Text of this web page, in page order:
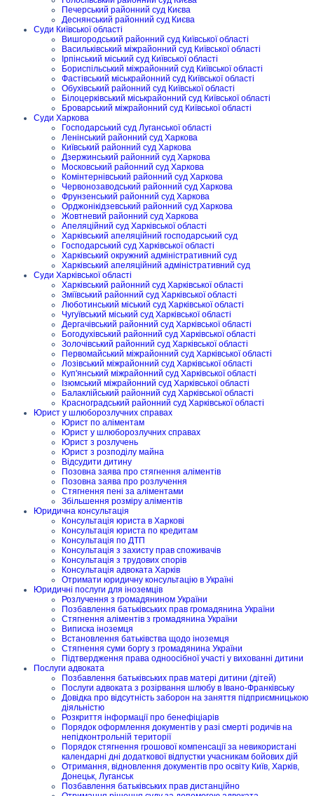
Печерський районний суд Києва
Деснянський районний суд Києва
Суди Київської області
Вишгородський районний суд Київської області
Васильківський міжрайонний суд Київської області
Ірпінський міський суд Київської області
Бориспільський міжрайонний суд Київської області
Фастівський міськрайонний суд Київської області
Обухівський районний суд Київської області
Білоцерківський міськрайонний суд Київської області
Броварський міжрайонний суд Київської області
Суди Харкова
Господарський суд Луганської області
Ленінський районний суд Харкова
Київський районний суд Харкова
Дзержинський районний суд Харкова
Московський районний суд Харкова
Комінтернівський районний суд Харкова
Червонозаводський районний суд Харкова
Фрунзенський районний суд Харкова
Орджонікідзевський районний суд Харкова
Жовтневий районний суд Харкова
Апеляційний суд Харківської області
Харківський апеляційний господарський суд
Господарський суд Харківської області
Харківський окружний адміністративний суд
Харківський апеляційний адміністративний суд
Суди Харківської області
Харківський районний суд Харківської області
Зміївський районний суд Харківської області
Люботинський міський суд Харківської області
Чугуївський міський суд Харківської області
Дергачівський районний суд Харківської області
Богодухівський районний суд Харківської області
Золочівський районний суд Харківської області
Первомайський міжрайонний суд Харківської області
Лозівський міжрайонний суд Харківської області
Куп'янський міжрайонний суд Харківської області
Ізюмський міжрайонний суд Харківської області
Балаклійський районний суд Харківської області
Красноградський районний суд Харківської області
Юрист у шлюборозлучних справах
Юрист по аліментам
Юрист у шлюборозлучних справах
Юрист з розлучень
Юрист з розподілу майна
Відсудити дитину
Позовна заява про стягнення аліментів
Позовна заява про розлучення
Стягнення пені за аліментами
Збільшення розміру аліментів
Юридична консультація
Консультація юриста в Харкові
Консультація юриста по кредитам
Консультація по ДТП
Консультація з захисту прав споживачів
Консультація з трудових спорів
Консультація адвоката Харків
Отримати юридичну консультацію в Україні
Юридичні послуги для іноземців
Розлучення з громадянином України
Позбавлення батьківських прав громадянина України
Стягнення аліментів з громадянина України
Виписка іноземця
Встановлення батьківства щодо іноземця
Стягнення суми боргу з громадянина України
Підтвердження права одноосібної участі у вихованні дитини
Послуги адвоката
Позбавлення батьківських прав матері дитини (дітей)
Послуги адвоката з розірвання шлюбу в Івано-Франківську
Довідка про відсутність заборон на заняття підприємницькою
діяльністю
Розкриття інформації про бенефіціарів
Порядок оформлення документів у разі смерті родичів на
непідконтрольній території
Порядок стягнення грошової компенсації за невикористані
календарні дні додаткової відпустки учасникам бойових дій
Отримання, відновлення документів про освіту Київ, Харків,
Донецьк, Луганськ
Позбавлення батьківських прав дистанційно